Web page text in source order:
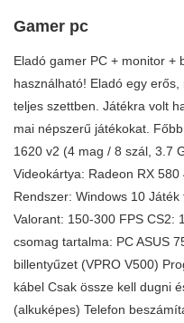
Gamer pc
Eladó gamer PC + monitor +
használható! Eladó egy
teljes szettben. Játékra volt
mai népszerű játékokat.
1620 v2 (4 mag / 8 szál, 3.7
Videokártya: Radeon RX
Rendszer: Windows 10
Valorant: 150-300 FPS CS2:
csomag tartalma: PC ASUS
billentyűzet (VPRO V500)
kábel Csak össze kell dugni
(alkuképes) Telefon